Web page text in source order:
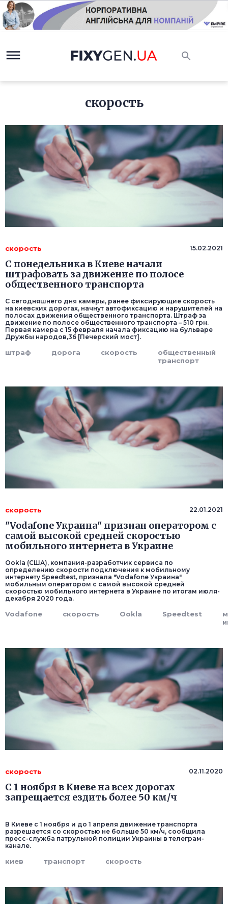
скорость
скорость 15.02.2021
С понедельника в Киеве начали
штрафовать за движение по полосе
общественного транспорта
С сегодняшнего дня камеры, ранее фиксирующие скорость
на киевских дорогах, начнут автофиксацию и нарушителей на
полосах движения общественного транспорта. Штраф за
движение по полосе общественного транспорта – 510 грн.
Первая камера с 15 февраля начала фиксацию на бульваре
Дружбы народов,36 [Печерский мост].
штраф дорога скорость
общественный
транспорт
скорость 22.01.2021
"Vodafone Украина" признан оператором с
самой высокой средней скоростью
мобильного интернета в Украине
Ookla (США), компания-разработчик сервиса по
определению скорости подключения к мобильному
интернету Speedtest, признала "Vodafone Украина"
мобильным оператором с самой высокой средней
скоростью мобильного интернета в Украине по итогам июля-
декабря 2020 года.
Vodafone скорость Ookla Speedtest
скорость 02.11.2020
С 1 ноября в Киеве на всех дорогах
запрещается ездить более 50 км/ч
В Киеве с 1 ноября и до 1 апреля движение транспорта
разрешается со скоростью не больше 50 км/ч, сообщила
пресс-служба патрульной полиции Украины в телеграм-
канале.
киев транспорт скорость